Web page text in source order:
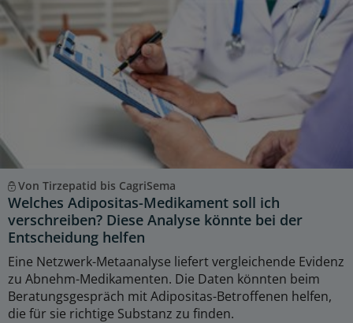
Von Tirzepatid bis CagriSema
Welches Adipositas-Medikament soll ich
verschreiben? Diese Analyse könnte bei der
Entscheidung helfen
Eine Netzwerk-Metaanalyse liefert vergleichende Evidenz
zu Abnehm-Medikamenten. Die Daten könnten beim
Beratungsgespräch mit Adipositas-Betroffenen helfen,
die für sie richtige Substanz zu finden.